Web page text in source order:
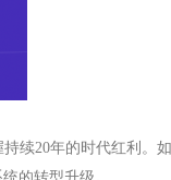
持续20年的时代红利。